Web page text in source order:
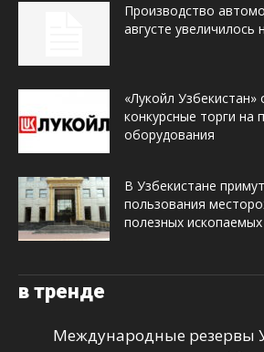
Производство
августе увеличилось
«Лукойл
конкурсные торги на
оборудования
В Узбекистане
пользования
полезных ископаемых
в тренде
Международные резервы